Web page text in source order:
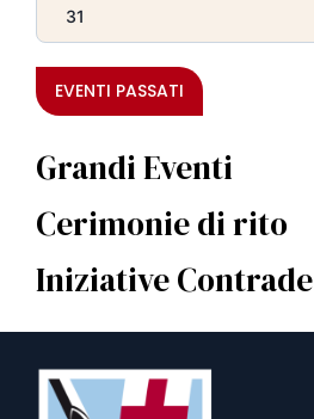
31
EVENTI PASSATI
Grandi Eventi
Cerimonie di rito
Iniziative Contrade